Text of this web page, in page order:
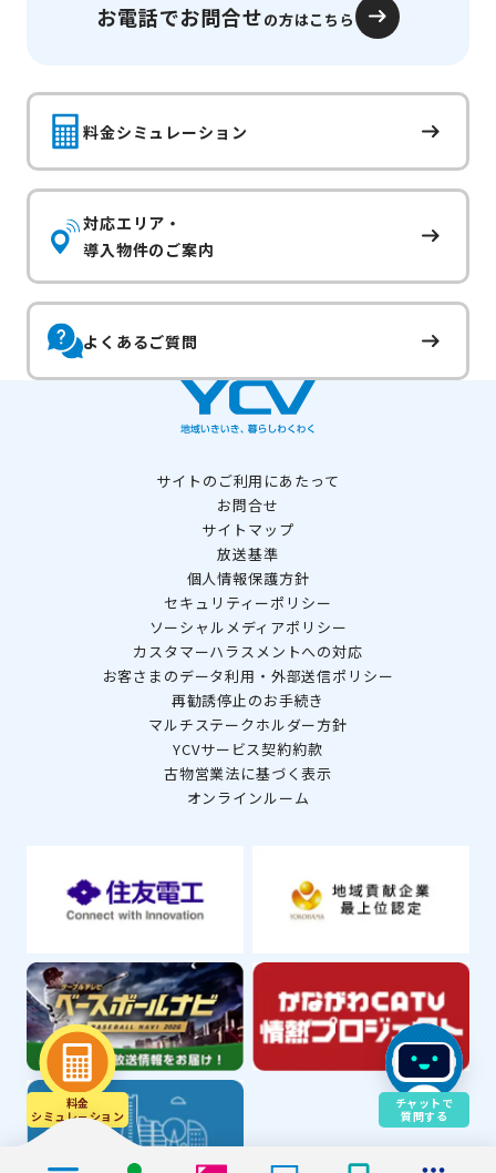
お電話でお問合せの方はこちら
料金シミュレーション
対応エリア・
導入物件のご案内
よくあるご質問
料金
シミュレ－ション
サイトのご利用にあたって
お問合せ
サイトマップ
放送基準
個人情報保護方針
セキュリティーポリシー
ソーシャルメディアポリシー
カスタマーハラスメントへの対応
お客さまのデータ利用・外部送信ポリシー
再勧誘停止のお手続き
マルチステークホルダー方針
YCVサービス契約約款
古物営業法に基づく表示
オンラインルーム
チャットで
質問する